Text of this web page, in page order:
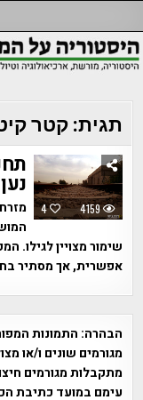
to
content
תגית:קטר
4 4159
נען
שימור מצויין לגילו.
אפשרית, אך מסתיר
הבהרה: התמונות
מגורמים שונים ו/או
מתקבלות מגורמים
עימם במועד כתיבת